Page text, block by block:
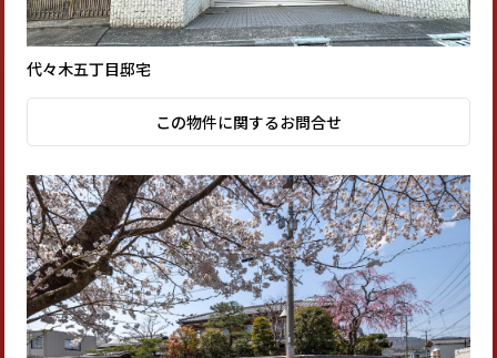
代々木五丁目邸宅
この物件に関するお問合せ